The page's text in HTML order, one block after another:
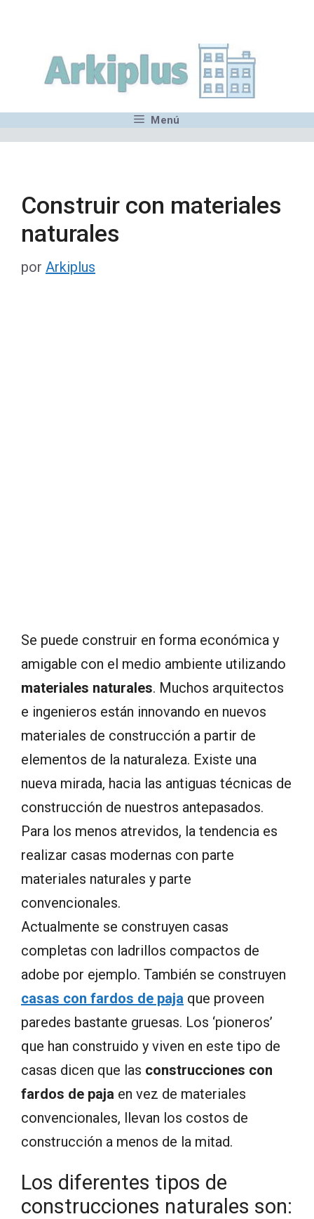
contenido
Menú
Construir con materiales
naturales
por Arkiplus
Se puede construir en forma económica y
amigable con el medio ambiente utilizando
materiales naturales. Muchos arquitectos
e ingenieros están innovando en nuevos
materiales de construcción a partir de
elementos de la naturaleza. Existe una
nueva mirada, hacia las antiguas técnicas de
construcción de nuestros antepasados.
Para los menos atrevidos, la tendencia es
realizar casas modernas con parte
materiales naturales y parte
convencionales.
Actualmente se construyen casas
completas con ladrillos compactos de
adobe por ejemplo. También se construyen
casas con fardos de paja que proveen
paredes bastante gruesas. Los ‘pioneros’
que han construido y viven en este tipo de
casas dicen que las construcciones con
fardos de paja en vez de materiales
convencionales, llevan los costos de
construcción a menos de la mitad.
Los diferentes tipos de
construcciones naturales son: